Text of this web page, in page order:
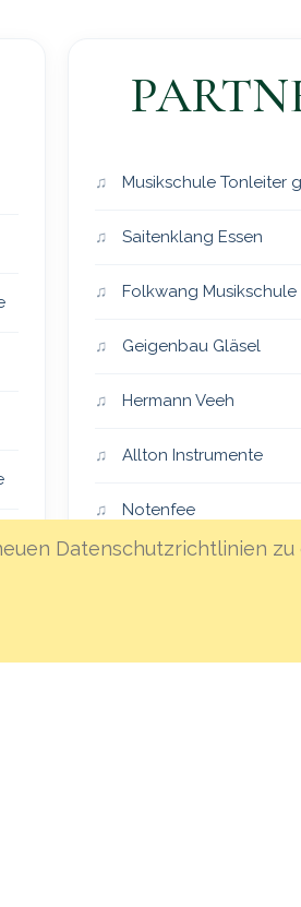
Datenschutzrichtlinien
Musikschule Tonleiter
Saitenklang Essen
Folkwang Musikschule
Geigenbau Gläsel
Hermann Veeh
Allton Instrumente
Notenfee